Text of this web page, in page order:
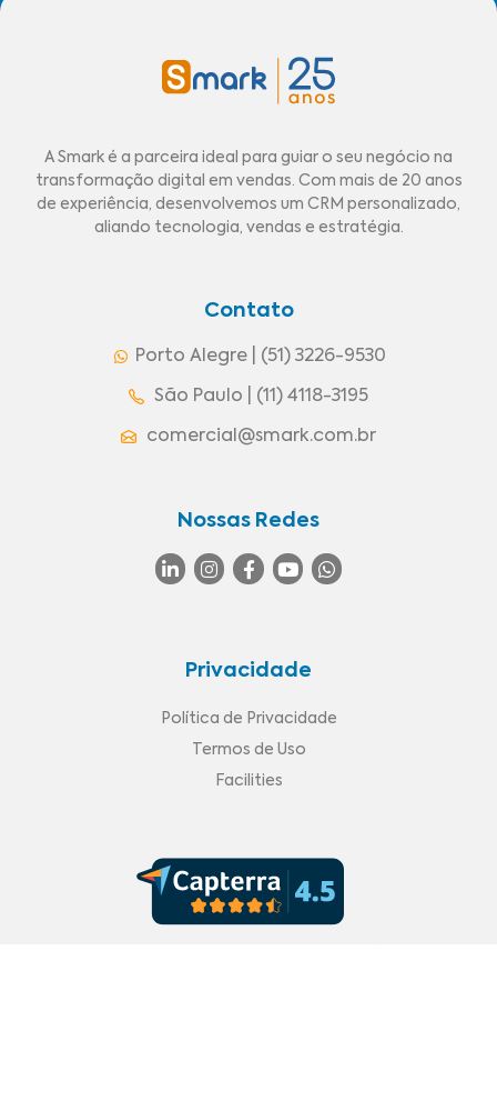
A Smark é a parceira ideal para guiar o seu negócio na
transformação digital em vendas. Com mais de 20 anos
de experiência, desenvolvemos um CRM personalizado,
aliando tecnologia, vendas e estratégia.
Contato
Porto Alegre | (51) 3226-9530
São Paulo | (11) 4118-3195
comercial@smark.com.br
Nossas Redes
Privacidade
Política de Privacidade
Termos de Uso
Facilities